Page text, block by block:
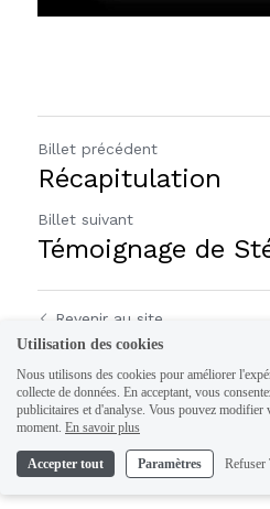
Billet précédent
Récapitulation
Billet suivant
Témoignage de
Revenir au site
Utilisation des cookies
Nous utilisons des cookies pour améliorer
collecte de données. En acceptant, vous
publicitaires et d'analyse. Vous pouvez modifier
moment. En savoir plus
Accepter tout Paramètres Refuser